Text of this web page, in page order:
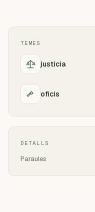
TEMES
justicia
oficis
DETALLS
Paraules